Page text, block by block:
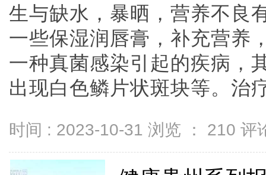
生与缺水，暴晒，营养不良
一些保湿润唇膏，补充营养
一种真菌感染引起的疾病，
出现白色鳞片状斑块等。治
时间 : 2023-10-31 浏览 ： 210 评